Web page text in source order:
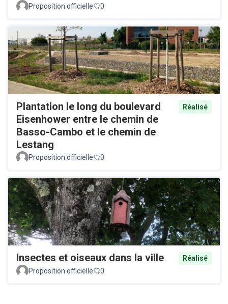
Proposition officielle 0
Plantation le long du boulevard
Eisenhower entre le chemin de
Basso-Cambo et le chemin de
Lestang
Réalisé
Proposition officielle 0
Insectes et oiseaux dans la ville
Réalisé
Proposition officielle
0